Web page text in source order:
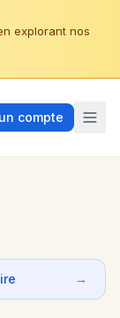
explorant nos
compte
→